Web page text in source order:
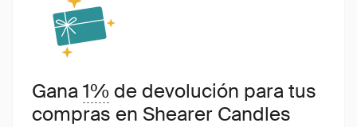
Gana1% de devolución para tus
compras en Shearer Candles